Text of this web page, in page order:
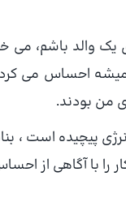
والد باشم، می
احساس می
من بودند.
پیچیده است
را با آگاهی از